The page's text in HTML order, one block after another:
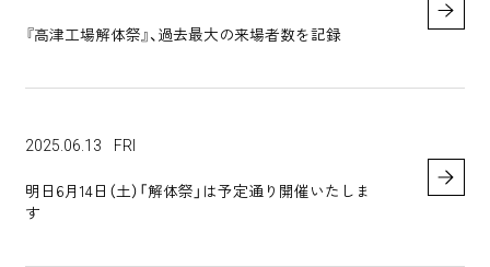
『高津工場解体祭』、過去最大の来場者数を記録
2025.06.13 FRI
明日6月14日（土）「解体祭」は予定通り開催いたしま
す